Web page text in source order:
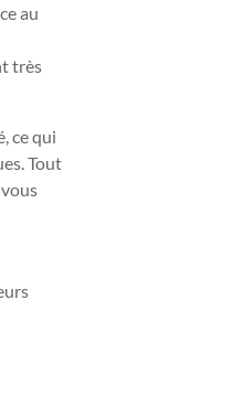
au
très
ce qui
Tout